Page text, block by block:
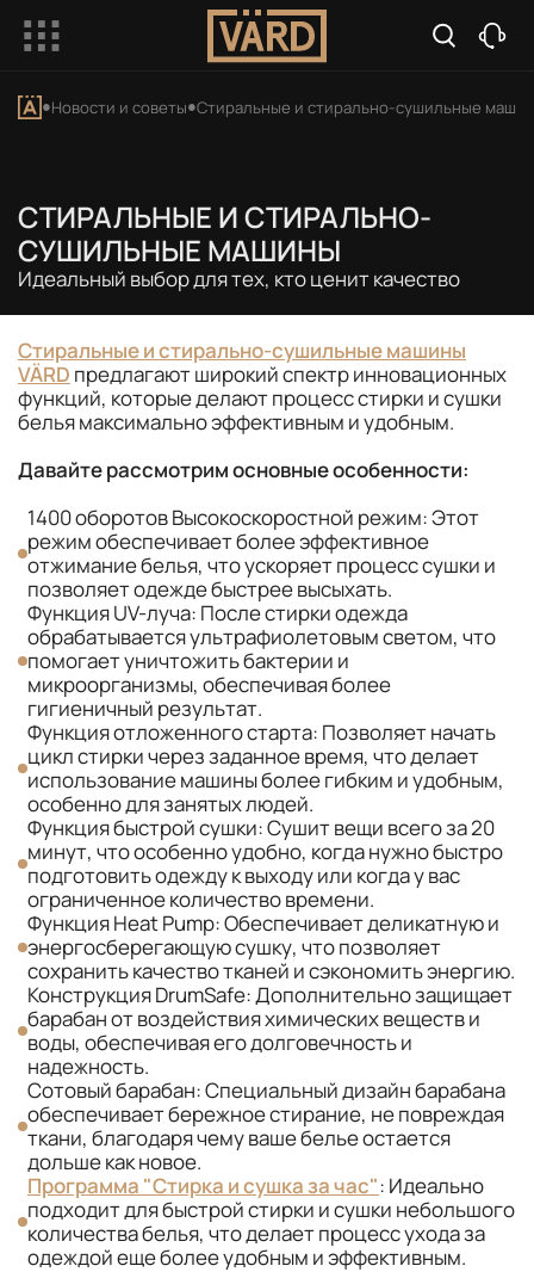
Новости и советы Cтиральные и стирально-сушильные
CТИРАЛЬНЫЕ И СТИРАЛЬНО-
СУШИЛЬНЫЕ МАШИНЫ
Идеальный выбор для тех, кто ценит качество
Стиральные и стирально-сушильные машины
VÄRD предлагают широкий спектр инновационных
функций, которые делают процесс стирки и сушки
белья максимально эффективным и удобным.
Давайте рассмотрим основные особенности:
1400 оборотов Высокоскоростной режим: Этот
режим обеспечивает более эффективное
отжимание белья, что ускоряет процесс сушки и
позволяет одежде быстрее высыхать.
Функция UV-луча: После стирки одежда
обрабатывается ультрафиолетовым светом, что
помогает уничтожить бактерии и
микроорганизмы, обеспечивая более
гигиеничный результат.
Функция отложенного старта: Позволяет начать
цикл стирки через заданное время, что делает
использование машины более гибким и удобным,
особенно для занятых людей.
Функция быстрой сушки: Сушит вещи всего за 20
минут, что особенно удобно, когда нужно быстро
подготовить одежду к выходу или когда у вас
ограниченное количество времени.
Функция Heat Pump: Обеспечивает деликатную и
энергосберегающую сушку, что позволяет
сохранить качество тканей и сэкономить энергию.
Конструкция DrumSafe: Дополнительно защищает
барабан от воздействия химических веществ и
воды, обеспечивая его долговечность и
надежность.
Сотовый барабан: Специальный дизайн барабана
обеспечивает бережное стирание, не повреждая
ткани, благодаря чему ваше белье остается
дольше как новое.
Программа "Стирка и сушка за час": Идеально
подходит для быстрой стирки и сушки небольшого
количества белья, что делает процесс ухода за
одеждой еще более удобным и эффективным.